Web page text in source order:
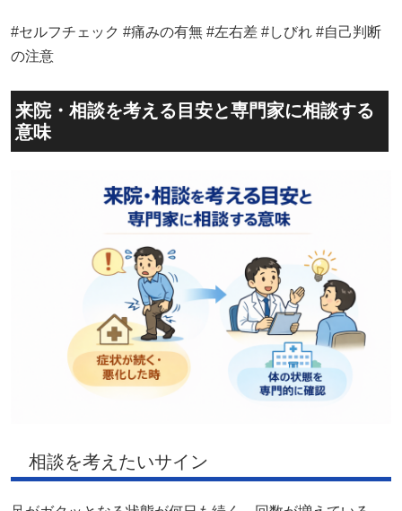
#セルフチェック #痛みの有無 #左右差 #しびれ #自己判断
の注意
来院・相談を考える目安と専門家に相談する
意味
相談を考えたいサイン